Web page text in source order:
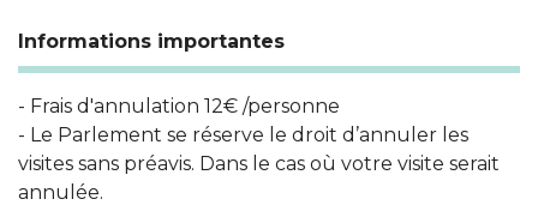
Informations importantes
- Frais d'annulation 12€ /personne
- Le Parlement se réserve le droit d’annuler les
visites sans préavis. Dans le cas où votre visite serait
annulée.